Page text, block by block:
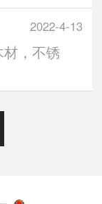
2022-4-13
，不锈